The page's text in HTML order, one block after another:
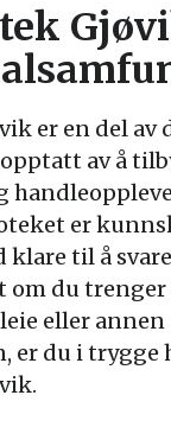
er en del av
av å
er
til å
om du
eller annen
er du i trygge